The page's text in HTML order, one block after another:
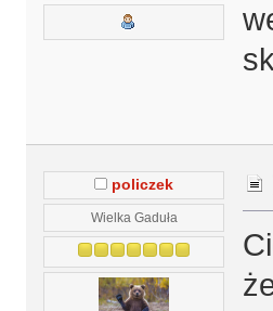
policzek
Wielka Gaduła